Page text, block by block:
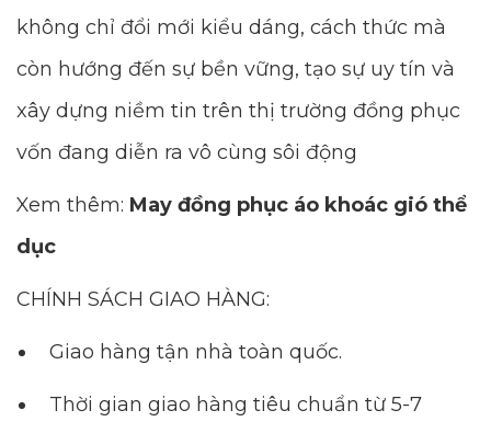
không chỉ đổi mới kiểu dáng, cách thức mà
còn hướng đến sự bền vững, tạo sự uy tín và
xây dựng niềm tin trên thị trường đồng phục
vốn đang diễn ra vô cùng sôi động
Xem thêm: May đồng phục áo khoác gió thể
dục
CHÍNH SÁCH GIAO HÀNG:
Giao hàng tận nhà toàn quốc.
Thời gian giao hàng tiêu chuẩn từ 5-7